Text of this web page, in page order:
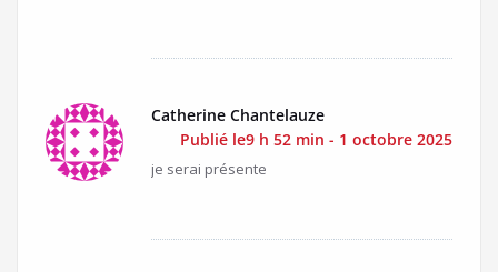
Catherine Chantelauze
Publié le9 h 52 min - 1 octobre 2025
je serai présente